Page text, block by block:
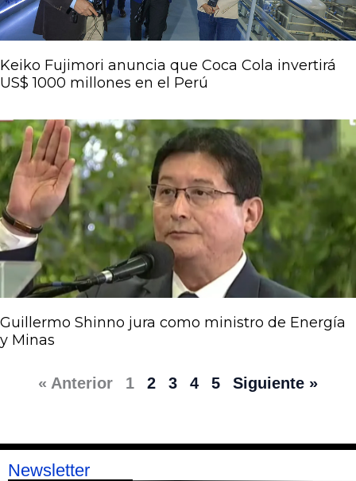
Keiko Fujimori anuncia que Coca Cola invertirá
US$ 1000 millones en el Perú
Guillermo Shinno jura como ministro de Energía
y Minas
« Anterior 1 2 3 4 5 Siguiente »
Newsletter